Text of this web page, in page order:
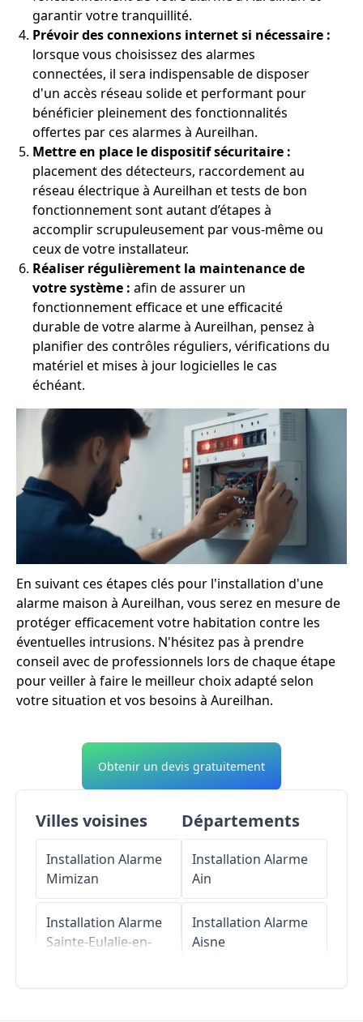
garantir votre tranquillité.
Prévoir des connexions internet si nécessaire :
lorsque vous choisissez des alarmes
connectées, il sera indispensable de disposer
d'un accès réseau solide et performant pour
bénéficier pleinement des fonctionnalités
offertes par ces alarmes à Aureilhan.
Mettre en place le dispositif sécuritaire :
placement des détecteurs, raccordement au
réseau électrique à Aureilhan et tests de bon
fonctionnement sont autant d’étapes à
accomplir scrupuleusement par vous-même ou
ceux de votre installateur.
Réaliser régulièrement la maintenance de
votre système : afin de assurer un
fonctionnement efficace et une efficacité
durable de votre alarme à Aureilhan, pensez à
planifier des contrôles réguliers, vérifications du
matériel et mises à jour logicielles le cas
échéant.
En suivant ces étapes clés pour l'installation d'une
alarme maison à Aureilhan, vous serez en mesure de
protéger efficacement votre habitation contre les
éventuelles intrusions. N'hésitez pas à prendre
conseil avec de professionnels lors de chaque étape
pour veiller à faire le meilleur choix adapté selon
votre situation et vos besoins à Aureilhan.
Obtenir un devis gratuitement
Villes voisines
Installation Alarme
Mimizan
Installation Alarme
Sainte-Eulalie-en-
Départements
Installation Alarme
Ain
Installation Alarme
Aisne
Installation Alarme